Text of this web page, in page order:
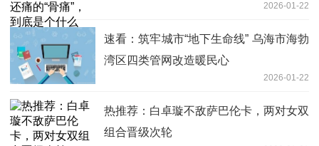
2026-01-22
速看：筑牢城市“地下生命线” 乌海市海勃
湾区四类管网改造暖民心
2026-01-22
热推荐：白卓璇不敌萨巴伦卡，两对女双
组合晋级次轮